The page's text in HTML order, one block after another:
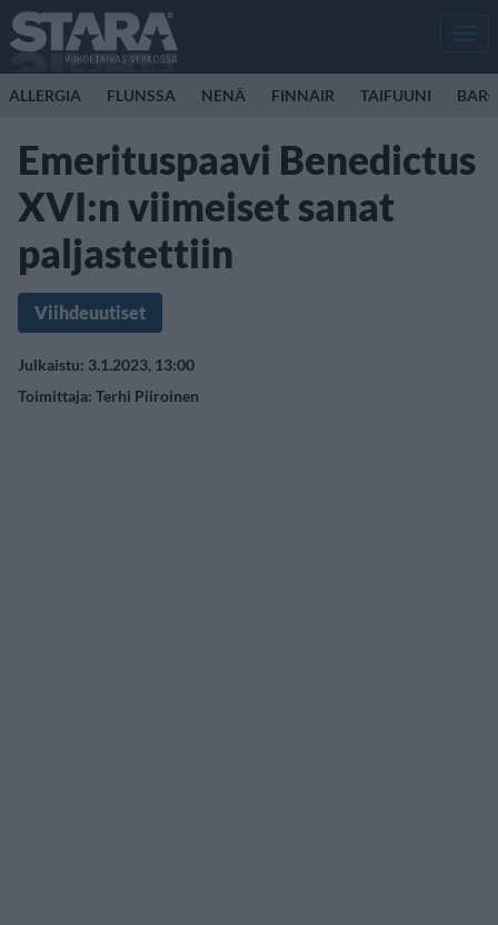
ALLERGIA FLUNSSA NENÄ FINNAIR TAIFUUNI
Emerituspaavi Benedictus
XVI:n viimeiset sanat
paljastettiin
Viihdeuutiset
Julkaistu: 3.1.2023, 13:00
Toimittaja: Terhi Piiroinen